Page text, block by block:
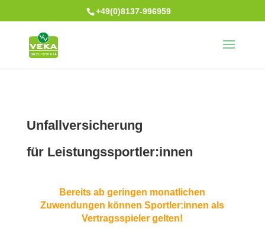
+49(0)8137-996959
Unfallversicherung
für Leistungssportler:innen
Bereits ab geringen monatlichen
Zuwendungen können Sportler:innen als
Vertragsspieler gelten!